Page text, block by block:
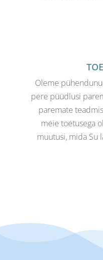
Oleme
pere püüdlusi
paremate
meie toetusega
muutusi, mida Su